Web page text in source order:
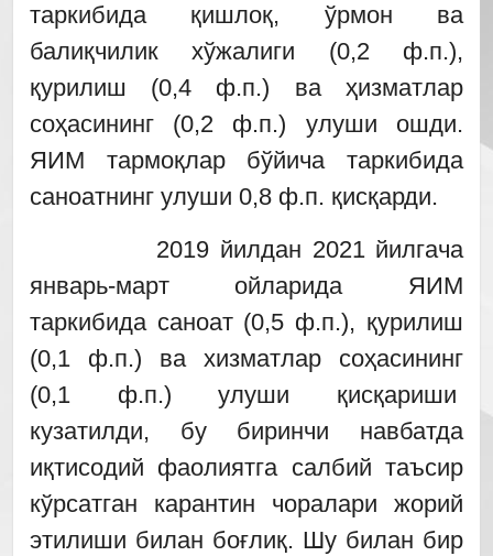
таркибида қишлоқ, ўрмон ва
балиқчилик хўжалиги (0,2 ф.п.),
қурилиш (0,4 ф.п.) ва ҳизматлар
соҳасининг (0,2 ф.п.) улуши ошди.
ЯИМ тармоқлар бўйича таркибида
саноатнинг улуши 0,8 ф.п. қисқарди.
2019 йилдан 2021 йилгача
январь-март ойларида ЯИМ
таркибида саноат (0,5 ф.п.), қурилиш
(0,1 ф.п.) ва хизматлар соҳасининг
(0,1 ф.п.) улуши қисқариши
кузатилди, бу биринчи навбатда
иқтисодий фаолиятга салбий таъсир
кўрсатган карантин чоралари жорий
этилиши билан боғлиқ. Шу билан бир